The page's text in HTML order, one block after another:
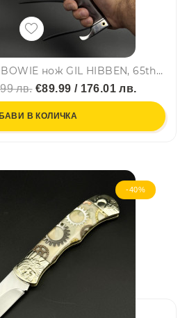
Огромен SPARTAN BOWIE нож GIL HIBBEN, 65th Anniversary, стомана 5Cr15, дръжка полимер и кожена кания
лв.€89.99 / 176.01 лв.
В КОЛИЧКА
-40%